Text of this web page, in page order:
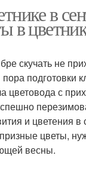
в
в
скучать не
подготовки
цветовода с
и цветения
цветы,
весны.